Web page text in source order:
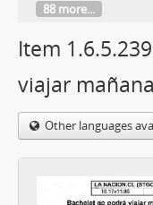
88 more...
Item
viajar
Other languages